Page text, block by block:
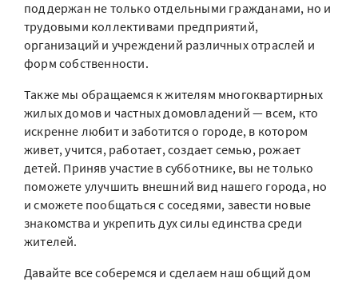
поддержан не только отдельными гражданами, но и
трудовыми коллективами предприятий,
организаций и учреждений различных отраслей и
форм собственности.
Также мы обращаемся к жителям многоквартирных
жилых домов и частных домовладений — всем, кто
искренне любит и заботится о городе, в котором
живет, учится, работает, создает семью, рожает
детей. Приняв участие в субботнике, вы не только
поможете улучшить внешний вид нашего города, но
и сможете пообщаться с соседями, завести новые
знакомства и укрепить дух силы единства среди
жителей.
Давайте все соберемся и сделаем наш общий дом